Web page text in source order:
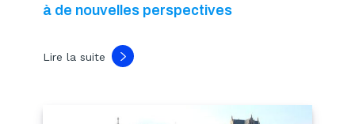
à de nouvelles perspectives
Lire la suite